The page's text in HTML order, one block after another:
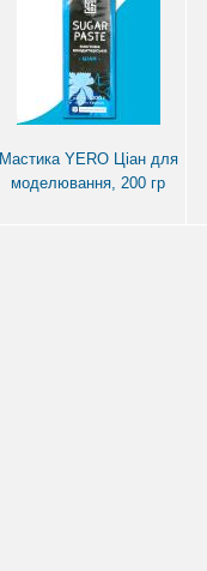
Мастика YERO Ціан для
моделювання, 200 гр